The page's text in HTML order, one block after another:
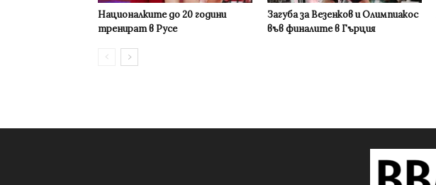
Националките до 20 години
тренират в Русе
Загуба за Везенков и Олимпиакос
във финалите в Гърция